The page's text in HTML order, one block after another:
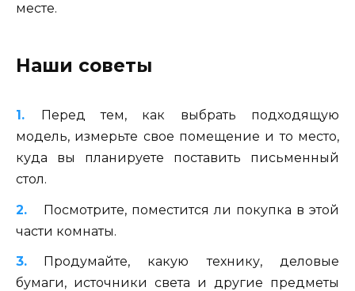
месте.
Наши советы
Перед тем, как выбрать подходящую
модель, измерьте свое помещение и то место,
куда вы планируете поставить письменный
стол.
Посмотрите, поместится ли покупка в этой
части комнаты.
Продумайте, какую технику, деловые
бумаги, источники света и другие предметы